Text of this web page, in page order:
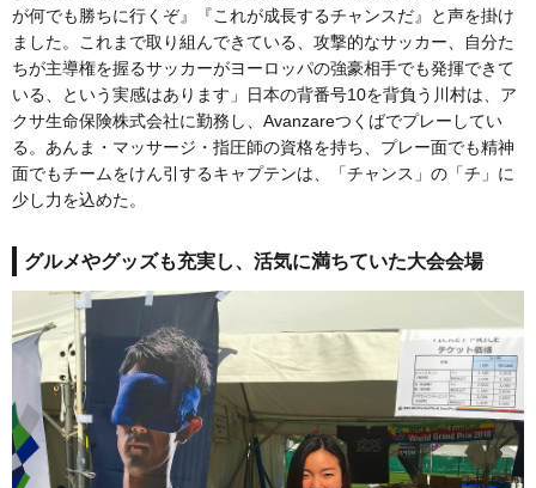
が何でも勝ちに行くぞ』『これが成長するチャンスだ』と声を掛け
ました。これまで取り組んできている、攻撃的なサッカー、自分た
ちが主導権を握るサッカーがヨーロッパの強豪相手でも発揮できて
いる、という実感はあります」日本の背番号10を背負う川村は、ア
クサ生命保険株式会社に勤務し、Avanzareつくばでプレーしてい
る。あんま・マッサージ・指圧師の資格を持ち、プレー面でも精神
面でもチームをけん引するキャプテンは、「チャンス」の「チ」に
少し力を込めた。
グルメやグッズも充実し、活気に満ちていた大会会場